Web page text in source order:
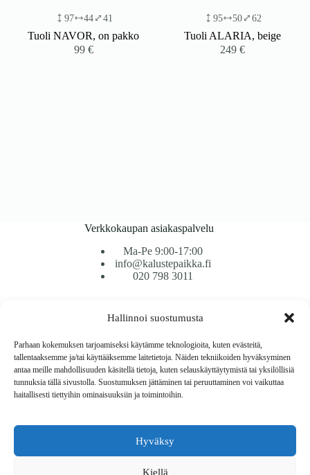
Hallinnoi suostumusta
Parhaan kokemuksen tarjoamiseksi käytämme teknologioita, kuten evästeitä,
tallentaaksemme ja/tai käyttääksemme laitetietoja. Näiden tekniikoiden hyväksyminen
antaa meille mahdollisuuden käsitellä tietoja, kuten selauskäyttäytymistä tai yksilöllisiä
tunnuksia tällä sivustolla. Suostumuksen jättäminen tai peruuttaminen voi vaikuttaa
haitallisesti tiettyihin ominaisuuksiin ja toimintoihin.
Hyväksy
Kiellä
97 44 41
Tuoli NAVOR, on pakko
99€
95 50 62
Tuoli ALARIA, beige
249€
Verkkokaupan asiakaspalvelu
Ma-Pe 9:00-17:00
info@kalustepaikka.fi
020 798 3011
Maksutavat
Vaihto ja palautus
Reklamaatiot
Tietoa
Copyright © 2026 Kalustepaikka